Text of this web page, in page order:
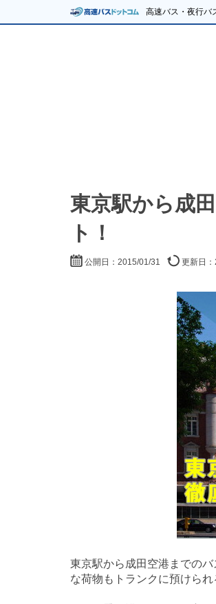
高速バス・夜行バ
東京駅から成
ト！
公開日：2015/01/31 更新日
東京駅から成田空港までの
な荷物もトランクに預けら